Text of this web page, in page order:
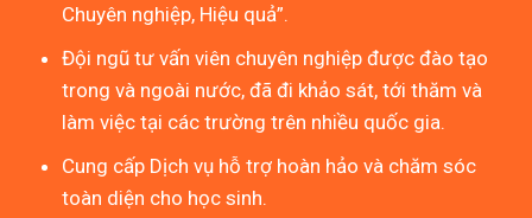
Chuyên nghiệp, Hiệu quả”.
Đội ngũ tư vấn viên chuyên nghiệp được đào tạo
trong và ngoài nước, đã đi khảo sát, tới thăm và
làm việc tại các trường trên nhiều quốc gia.
Cung cấp Dịch vụ hỗ trợ hoàn hảo và chăm sóc
toàn diện cho học sinh.